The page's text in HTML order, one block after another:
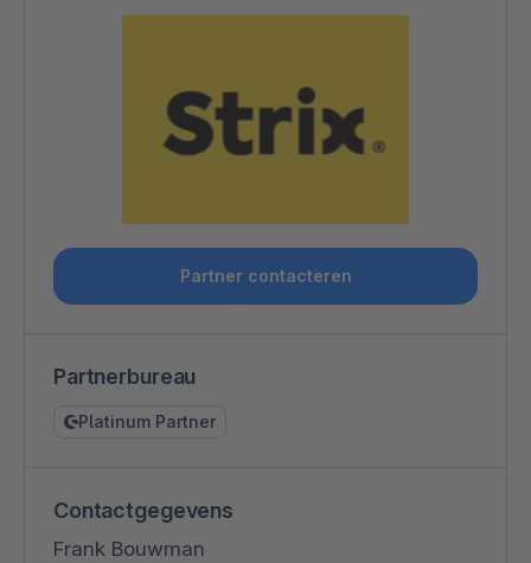
Partner contacteren
Partnerbureau
Platinum Partner
Contactgegevens
Frank Bouwman